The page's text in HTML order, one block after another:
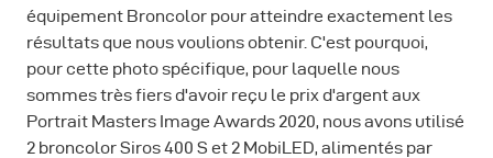
équipement Broncolor pour atteindre exactement les
résultats que nous voulions obtenir. C'est pourquoi,
pour cette photo spécifique, pour laquelle nous
sommes très fiers d'avoir reçu le prix d'argent aux
Portrait Masters Image Awards 2020, nous avons utilisé
2 broncolor Siros 400 S et 2 MobiLED, alimentés par